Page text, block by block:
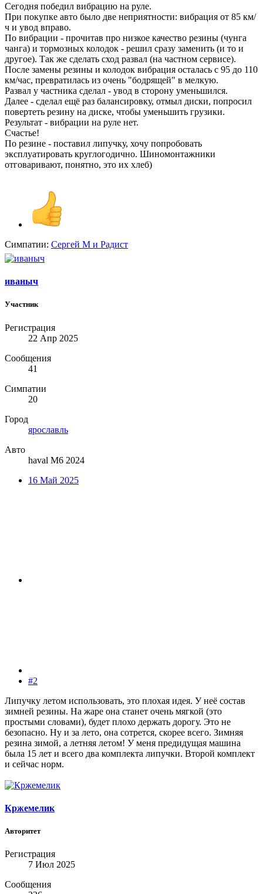
Сегодня победил вибрацию на руле.
При покупке авто было две неприятности: вибрация от 85 км/
ч и увод вправо.
По вибрации - прочитав про низкое качество резины (чунга
чанга) и тормозных колодок - решил сразу заменить (и то и
другое). Так же сделать сход развал (на частном сервисе).
После замены резины и колодок вибрация осталась с 95 до 110
км/час, превратилась из очень "бодрящей" в мелкую.
Развал у частника сделал - увод в сторону уменьшился.
Далее - сделал ещё раз балансировку, отмыл диски, попросил
повертеть резину на диске, чтобы уменьшить грузики.
Результат - вибрации на руле нет.
Счастье!
По резине - поставил липучку, хочу попробовать
эксплуатировать круглогодично. Шиномонтажники
отговаривают, понятно, это их хлеб)
Симпатии: Сергей М и Радист
иваныч
Участник
Регистрация
22 Апр 2025
Сообщения
41
Симпатии
20
Город
ярославль
Авто
haval M6 2024
16 Май 2025
#2
Липучку летом использовать, это плохая идея. У неё состав
зимней резины. На жаре она станет очень мягкой (это
простыми словами), будет плохо держать дорогу. Это не
безопасно. Ну и за лето, она сотрется, скорее всего. Зимняя
резина зимой, а летняя летом! У меня предидущая машина
была 15 лет и всего два комплекта липучки. Второй комплект
и сейчас норм.
Кржемелик
Авторитет
Регистрация
7 Июл 2025
Сообщения